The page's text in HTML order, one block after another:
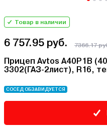
Товар в наличии
6 757.95 руб. 7366.17
Прицеп Avtos A40P1B
3302(ГАЗ-2лист), R16,
СОСЕД ОБЗАВИДУЕТСЯ